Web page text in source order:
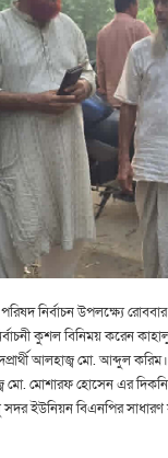
নির্বাচন উপলক্ষ্যে
কুশল বিনিময় করেন
আলহাজ্ব মো. আব্দুল
মোশারফ হোসেন এর
ইউনিয়ন বিএনপির